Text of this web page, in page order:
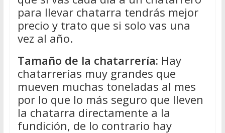
para llevar chatarra tendrás mejor
precio y trato que si solo vas una
vez al año.
Tamaño de la chatarrería: Hay
chatarrerías muy grandes que
mueven muchas toneladas al mes
por lo que lo más seguro que lleven
la chatarra directamente a la
fundición, de lo contrario hay